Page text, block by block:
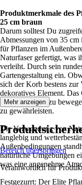
Produktmerkmale des
25 cm braun
Darum solltest Du
Abmessungen von 35
für Pflanzen im
Naturfaser gefertigt, was
verleiht. Durch sein
Gartengestaltung ein.
sich der Korb bestens
dekoratives Element.
um ihn flexibel zu
zu gewährleisten.
Die Verwendung von
langlebig und
Außenbedingungen
natürliche Umgebungen
was eine angenehme
Festgezurrt: Der Elite
Mehr anzeigen
Bereich überspringen
Verantwortlich für